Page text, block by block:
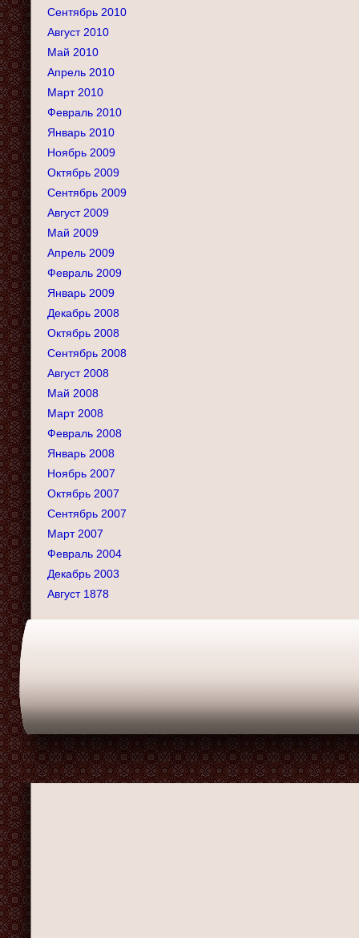
Сентябрь 2010
Август 2010
Май 2010
Апрель 2010
Март 2010
Февраль 2010
Январь 2010
Ноябрь 2009
Октябрь 2009
Сентябрь 2009
Август 2009
Май 2009
Апрель 2009
Февраль 2009
Январь 2009
Декабрь 2008
Октябрь 2008
Сентябрь 2008
Август 2008
Май 2008
Март 2008
Февраль 2008
Январь 2008
Ноябрь 2007
Октябрь 2007
Сентябрь 2007
Март 2007
Февраль 2004
Декабрь 2003
Август 1878